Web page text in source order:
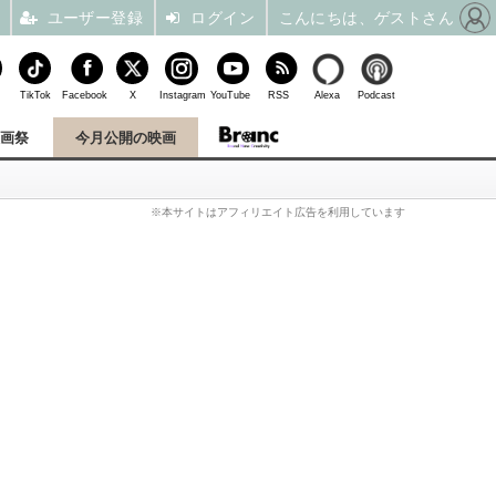
祭 今月公開の映画
※本サイトはアフィリエイト広告を利用しています
TikTok Facebook X Instagram YouTube RSS Alexa Podcast
ユーザー登録 ログイン こんにちは、ゲストさん